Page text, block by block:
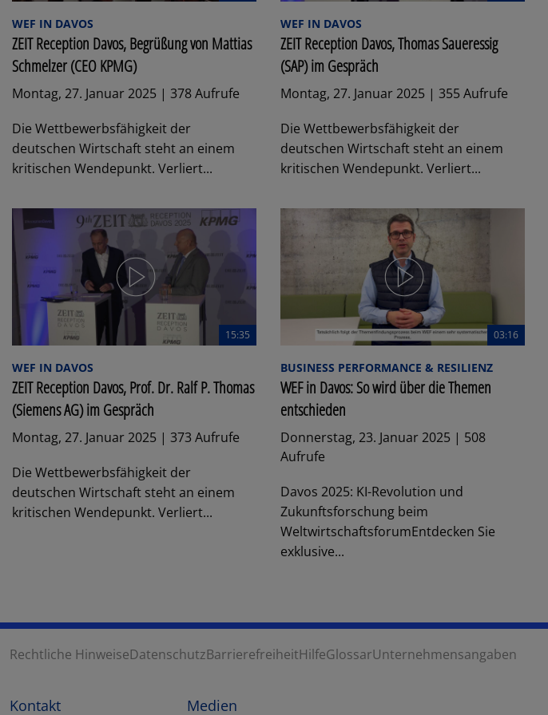
WEF IN DAVOS
ZEIT Reception Davos, Begrüßung von Mattias
Schmelzer (CEO KPMG)
Montag, 27. Januar 2025 | 378 Aufrufe
Die Wettbewerbsfähigkeit der
deutschen Wirtschaft steht an einem
kritischen Wendepunkt. Verliert...
WEF IN DAVOS
ZEIT Reception Davos, Thomas Saueressig
(SAP) im Gespräch
Montag, 27. Januar 2025 | 355 Aufrufe
Die Wettbewerbsfähigkeit der
deutschen Wirtschaft steht an einem
kritischen Wendepunkt. Verliert...
15:35
WEF IN DAVOS
ZEIT Reception Davos, Prof. Dr. Ralf P. Thomas
(Siemens AG) im Gespräch
Montag, 27. Januar 2025 | 373 Aufrufe
Die Wettbewerbsfähigkeit der
deutschen Wirtschaft steht an einem
kritischen Wendepunkt. Verliert...
03:16
BUSINESS PERFORMANCE & RESILIENZ
WEF in Davos: So wird über die Themen
entschieden
Donnerstag, 23. Januar 2025 | 508
Aufrufe
Davos 2025: KI-Revolution und
Zukunftsforschung beim
WeltwirtschaftsforumEntdecken Sie
exklusive...
Rechtliche HinweiseDatenschutzBarrierefreiheitHilfeGlossarUnternehmensangaben
Kontakt Medien